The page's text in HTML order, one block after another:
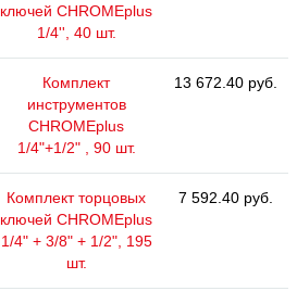
ключей CHROMEplus
1/4'', 40 шт.
Комплект
инструментов
CHROMEplus
1/4"+1/2" , 90 шт.
13 672.40 руб.
Комплект торцовых
ключей CHROMEplus
1/4" + 3/8" + 1/2", 195
шт.
7 592.40 руб.